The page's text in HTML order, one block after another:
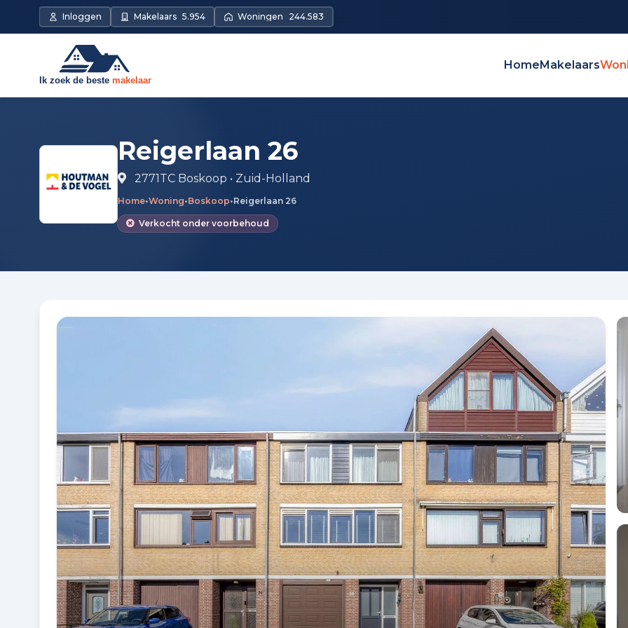
Direct naar de inhoud
Inloggen Makelaars 5.954 Woningen 244.583
HomeMakelaars
Reigerlaan 26
2771TC Boskoop • Zuid-Holland
Home•Woning•Boskoop•Reigerlaan 26
Verkocht onder voorbehoud
Fotogalerij